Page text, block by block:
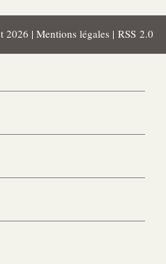
2026 | Mentions légales | RSS 2.0